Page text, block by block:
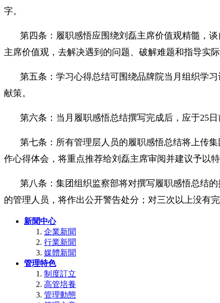
字。
第四条：履职感悟应围绕刘磊主席价值观精髓，
主席价值观，去解决遇到的问题、破解难题和指导实际
第五条：学习心得总结可围绕品牌院当月组织学
献策。
第六条：当月履职感悟总结撰写完成后，应于25
第七条：所有管理层人员的履职感悟总结将上传
作心得体会，将重点推荐给刘磊主席审阅并建议予以
第八条：集团组织监察部将对撰写履职感悟总结
的管理人员，将作出公开警告处分；对三次以上没有
新聞中心
企業新聞
行業新聞
媒體新聞
管理特色
制度訂立
高管培養
管理動態